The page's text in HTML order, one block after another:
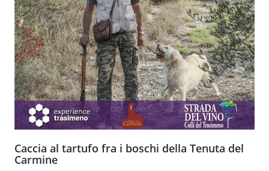
Caccia al tartufo fra i boschi della Tenuta del
Carmine